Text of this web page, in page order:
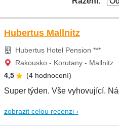
Hubertus Mallnitz
Hubertus Hotel Pension ***
Rakousko - Korutany - Mallnitz
4,5
(4 hodnocení)
Super týden. Vše vyhovující.
zobrazit celou recenzi ›